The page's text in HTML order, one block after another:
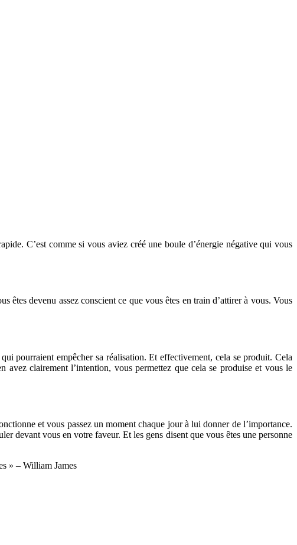
C’est comme si vous aviez créé une boule d’énergie négative qui vous
êtes devenu assez conscient ce que vous êtes en train d’attirer à vous. Vous
pourraient empêcher sa réalisation. Et effectivement, cela se produit. Cela
avez clairement l’intention, vous permettez que cela se produise et vous le
et vous passez un moment chaque jour à lui donner de l’importance.
devant vous en votre faveur. Et les gens disent que vous êtes une personne
» – William James